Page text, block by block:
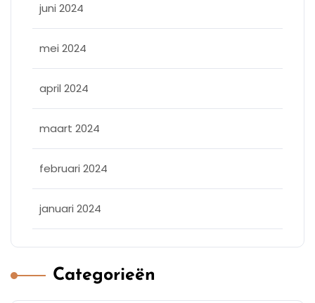
juni 2024
mei 2024
april 2024
maart 2024
februari 2024
januari 2024
Categorieën